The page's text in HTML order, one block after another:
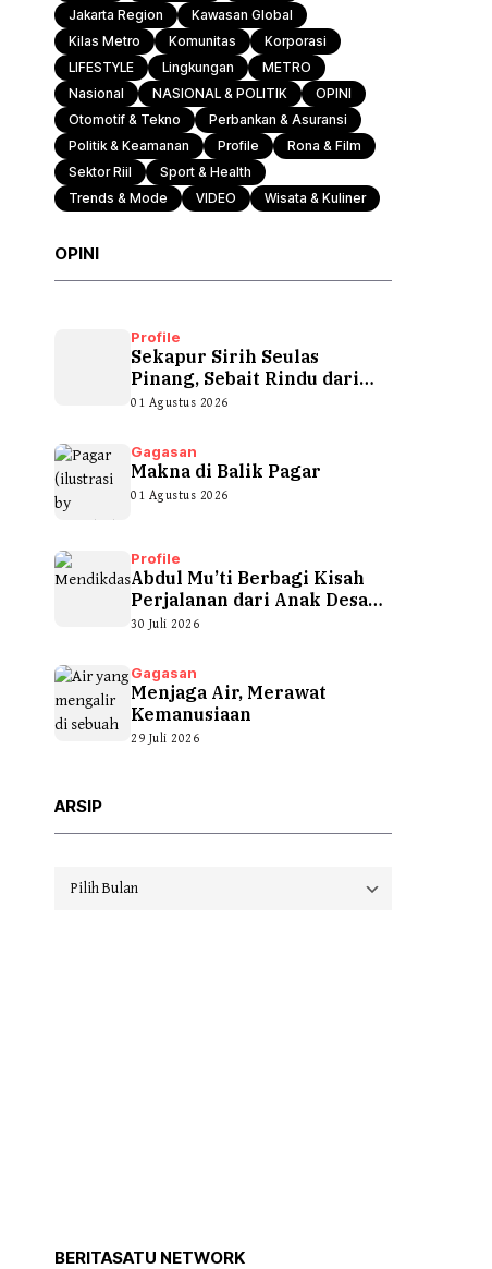
Jakarta Region
Kawasan Global
Kilas Metro
Komunitas
Korporasi
LIFESTYLE
Lingkungan
METRO
Nasional
NASIONAL & POLITIK
OPINI
Otomotif & Tekno
Perbankan & Asuransi
Politik & Keamanan
Profile
Rona & Film
Sektor Riil
Sport & Health
Trends & Mode
VIDEO Wisata & Kuliner
OPINI
Profile
Sekapur Sirih Seulas
Pinang, Sebait Rindu dari
Tepian Teluk
01 Agustus 2026
Gagasan
Makna di Balik Pagar
01 Agustus 2026
Profile
Abdul Mu’ti Berbagi Kisah
Perjalanan dari Anak Desa
hingga...
30 Juli 2026
Gagasan
Menjaga Air, Merawat
Kemanusiaan
29 Juli 2026
ARSIP
Arsip
BERITASATU NETWORK